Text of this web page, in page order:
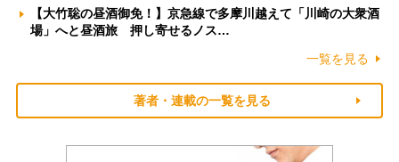
【大竹聡の昼酒御免！】京急線で多摩川越えて「川崎の大衆酒
場」へと昼酒旅 押し寄せるノス…
一覧を見る
著者・連載の一覧を見る